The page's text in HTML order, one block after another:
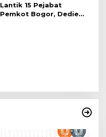
Lantik 15 Pejabat
Pemkot Bogor, Dedie